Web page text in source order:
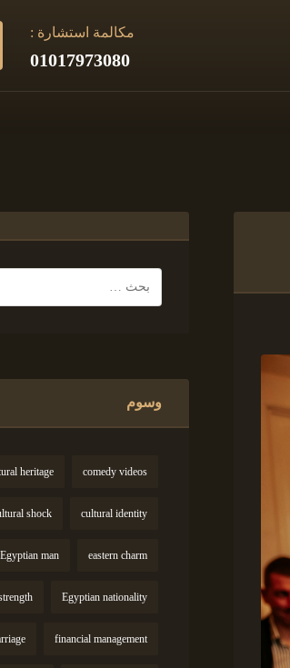
مكالمة استشارة :
01017973080
وسوم
comedy videos
heritage
cultural identity
shock
eastern charm
Egyptian man
Egyptian nationality
financial management